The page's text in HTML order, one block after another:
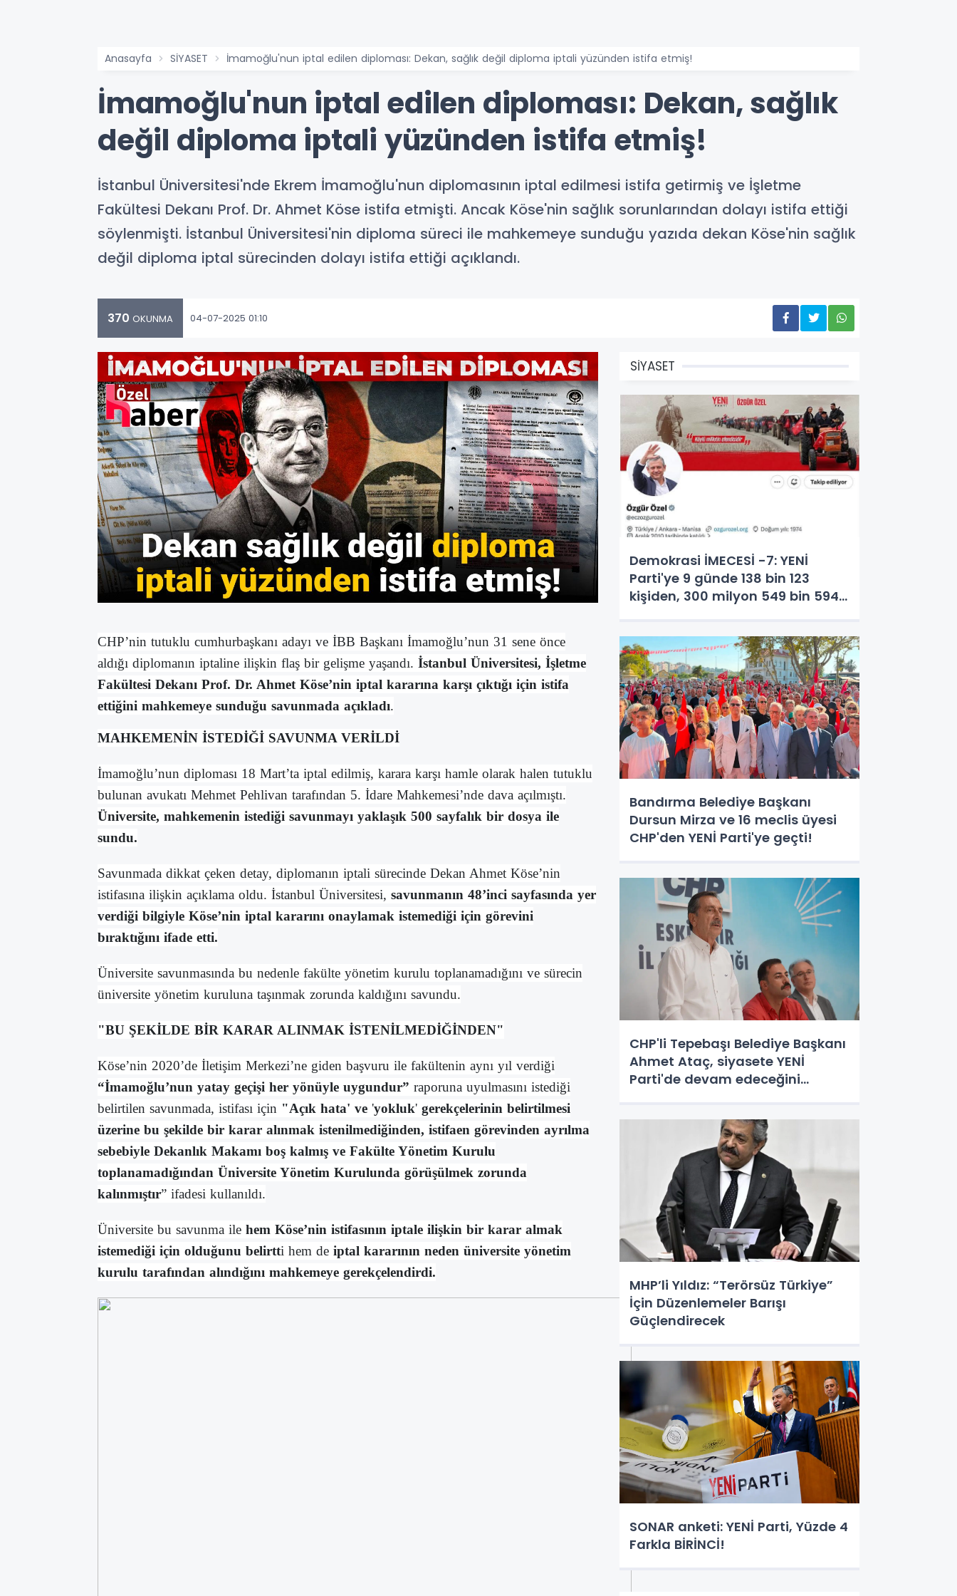
Anasayfa SİYASET İmamoğlu'nun iptal edilen diploması: Dekan, sağlık değil diploma iptali yüzünden istifa etmiş!
İmamoğlu'nun iptal edilen diploması: Dekan, sağlık
değil diploma iptali yüzünden istifa etmiş!
İstanbul Üniversitesi'nde Ekrem İmamoğlu'nun diplomasının iptal edilmesi istifa getirmiş ve İşletme
Fakültesi Dekanı Prof. Dr. Ahmet Köse istifa etmişti. Ancak Köse'nin sağlık sorunlarından dolayı istifa ettiği
söylenmişti. İstanbul Üniversitesi'nin diploma süreci ile mahkemeye sunduğu yazıda dekan Köse'nin sağlık
değil diploma iptal sürecinden dolayı istifa ettiği açıklandı.
370 OKUNMA 04-07-2025 01:10
CHP’nin tutuklu cumhurbaşkanı adayı ve İBB Başkanı İmamoğlu’nun 31 sene önce
aldığı diplomanın iptaline ilişkin flaş bir gelişme yaşandı. İstanbul Üniversitesi, İşletme
Fakültesi Dekanı Prof. Dr. Ahmet Köse’nin iptal kararına karşı çıktığı için istifa
ettiğini mahkemeye sunduğu savunmada açıkladı.
MAHKEMENİN İSTEDİĞİ SAVUNMA VERİLDİ
İmamoğlu’nun diploması 18 Mart’ta iptal edilmiş, karara karşı hamle olarak halen tutuklu
bulunan avukatı Mehmet Pehlivan tarafından 5. İdare Mahkemesi’nde dava açılmıştı.
Üniversite, mahkemenin istediği savunmayı yaklaşık 500 sayfalık bir dosya ile
sundu.
Savunmada dikkat çeken detay, diplomanın iptali sürecinde Dekan Ahmet Köse’nin
istifasına ilişkin açıklama oldu. İstanbul Üniversitesi, savunmanın 48’inci sayfasında yer
verdiği bilgiyle Köse’nin iptal kararını onaylamak istemediği için görevini
bıraktığını ifade etti.
Üniversite savunmasında bu nedenle fakülte yönetim kurulu toplanamadığını ve sürecin
üniversite yönetim kuruluna taşınmak zorunda kaldığını savundu.
"BU ŞEKİLDE BİR KARAR ALINMAK İSTENİLMEDİĞİNDEN"
Köse’nin 2020’de İletişim Merkezi’ne giden başvuru ile fakültenin aynı yıl verdiği
“İmamoğlu’nun yatay geçişi her yönüyle uygundur” raporuna uyulmasını istediği
belirtilen savunmada, istifası için "Açık hata' ve 'yokluk' gerekçelerinin belirtilmesi
üzerine bu şekilde bir karar alınmak istenilmediğinden, istifaen görevinden ayrılma
sebebiyle Dekanlık Makamı boş kalmış ve Fakülte Yönetim Kurulu
toplanamadığından Üniversite Yönetim Kurulunda görüşülmek zorunda
kalınmıştır” ifadesi kullanıldı.
Üniversite bu savunma ile hem Köse’nin istifasının iptale ilişkin bir karar almak
istemediği için olduğunu belirtti hem de iptal kararının neden üniversite yönetim
kurulu tarafından alındığını mahkemeye gerekçelendirdi.
SİYASET
Demokrasi İMECESİ -7: YENİ
Parti'ye 9 günde 138 bin 123
kişiden, 300 milyon 549 bin 594
Bandırma Belediye Başkanı
Dursun Mirza ve 16 meclis üyesi
CHP'den YENİ Parti'ye geçti!
CHP'li Tepebaşı Belediye Başkanı
Ahmet Ataç, siyasete YENİ
Parti'de devam edeceğini
MHP’li Yıldız: “Terörsüz Türkiye”
İçin Düzenlemeler Barışı
Güçlendirecek
SONAR anketi: YENİ Parti, Yüzde 4
Farkla BİRİNCİ!